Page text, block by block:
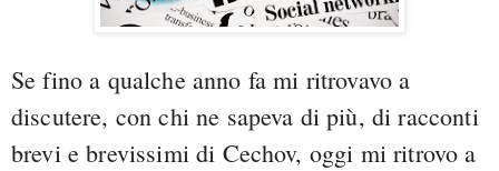
Se fino a qualche anno fa mi ritrovavo a
discutere, con chi ne sapeva di più, di racconti
brevi e brevissimi di Cechov, oggi mi ritrovo a